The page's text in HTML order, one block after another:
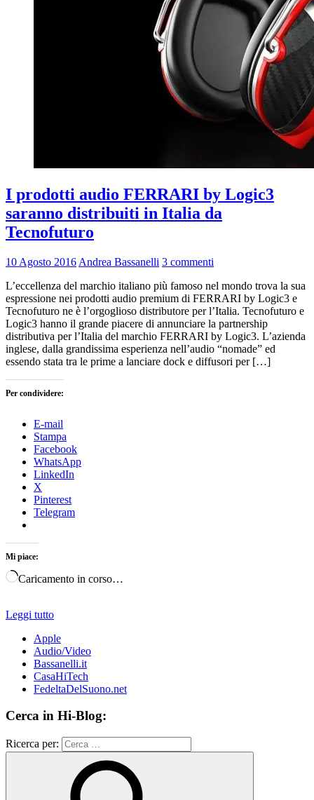
I prodotti audio FERRARI by Logic3
saranno distribuiti in Italia da
Tecnofuturo
10 Agosto 2016 Andrea Bassanelli 3 commenti
L’eccellenza del marchio italiano più famoso nel mondo trova la sua
espressione nei prodotti audio premium di FERRARI by Logic3 e
Tecnofuturo ne è l’orgoglioso distributore per l’Italia. Tecnofuturo e
Logic3 hanno il grande piacere di annunciare la partnership
distributiva per l’Italia del marchio FERRARI by Logic3. L’azienda
inglese, dalla grandissima esperienza nell’audio “nomade” ed
essendo stata tra le prime a lanciare dock e diffusori per […]
Per condividere:
E-mail
Stampa
Facebook
WhatsApp
LinkedIn
X
Pinterest
Telegram
Mi piace:
Caricamento in corso…
Leggi tutto
Apple
Audio/Video
Bassanelli.it
CasaHiTech
FedeltaDelSuono.net
Cerca in Hi-Blog:
Ricerca per: